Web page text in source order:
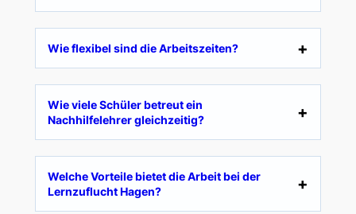
Wie flexibel sind die Arbeitszeiten?
Wie viele Schüler betreut ein
Nachhilfelehrer gleichzeitig?
Welche Vorteile bietet die Arbeit bei der
Lernzuflucht Hagen?